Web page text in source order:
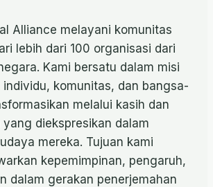
Alliance melayani komunitas
lebih dari 100 organisasi dari
Kami bersatu dalam misi
komunitas, dan bangsa-
melalui kasih dan
yang diekspresikan dalam
mereka. Tujuan kami
kepemimpinan, pengaruh,
dalam gerakan penerjemahan